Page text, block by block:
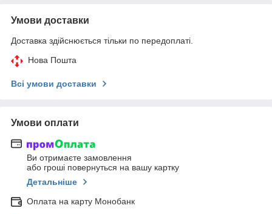
Умови доставки
Доставка здійснюється тільки по передоплаті.
Нова Пошта
Всі умови доставки
Умови оплати
Ви отримаєте замовлення
або гроші повернуться на вашу картку
Детальніше
Оплата на карту Монобанк